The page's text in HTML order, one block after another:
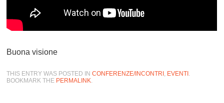
Buona visione
THIS ENTRY WAS POSTED INCONFERENZE/INCONTRI , EVENTI .
BOOKMARK THE PERMALINK.